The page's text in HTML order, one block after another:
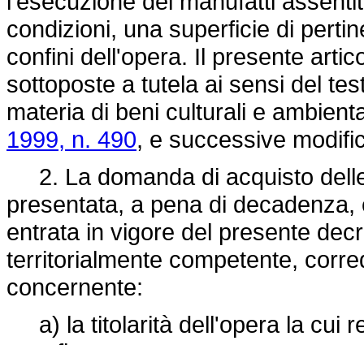
condizioni, una superficie di
confini dell'opera. Il presente
sottoposte a tutela ai sensi del
materia di beni culturali e
1999, n. 490, e successive
2. La domanda di acquisto
presentata, a pena di
entrata in vigore del presente
territorialmente competente,
concernente:
a) la titolarità dell'opera la cui